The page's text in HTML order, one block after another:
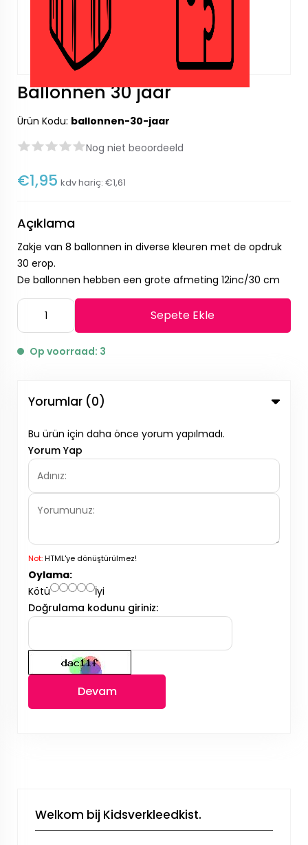
Ballonnen 30 jaar
Ürün Kodu: ballonnen-30-jaar
Nog niet beoordeeld
€1,95 kdv hariç: €1,61
Açıklama
Zakje van 8 ballonnen in diverse kleuren met de opdruk
30 erop.
De ballonnen hebben een grote afmeting 12inc/30 cm
Sepete Ekle
Op voorraad: 3
Yorumlar (0)
Bu ürün için daha önce yorum yapılmadı.
Yorum Yap
Not:HTML'ye dönüştürülmez!
Oylama:
Kötü
İyi
Doğrulama kodunu giriniz:
Devam
Welkom bij Kidsverkleedkist.